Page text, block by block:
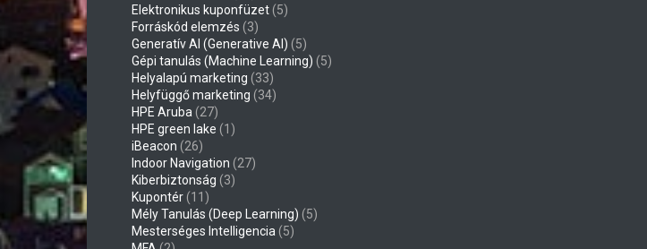
Elektronikus kuponfüzet(5)
Forráskód elemzés (3)
Generatív AI (Generative AI) (5)
Gépi tanulás (Machine Learning) (5)
Helyalapú marketing (33)
Helyfüggő marketing (34)
HPE Aruba (27)
HPE green lake (1)
iBeacon (26)
Indoor Navigation (27)
Kiberbiztonság (3)
Kupontér(11)
Mély Tanulás (Deep Learning) (5)
Mesterséges Intelligencia (5)